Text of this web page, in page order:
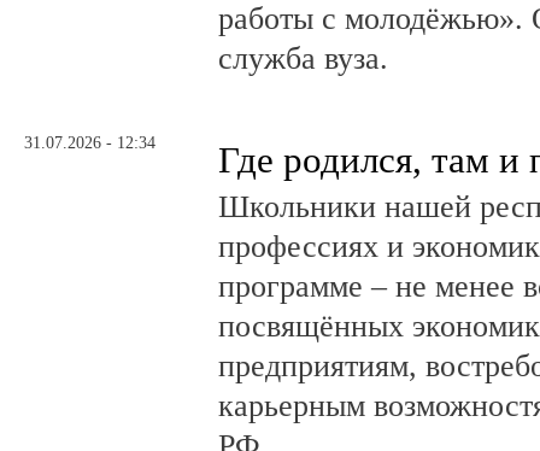
работы с молодёжью».
служба вуза.
31.07.2026 - 12:34 Где родился, там и
Школьники нашей
профессиях и
программе – не менее
посвящённых
предприятиям,
карьерным